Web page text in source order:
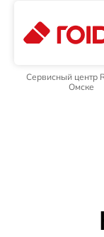
Сервисный центр
Омске